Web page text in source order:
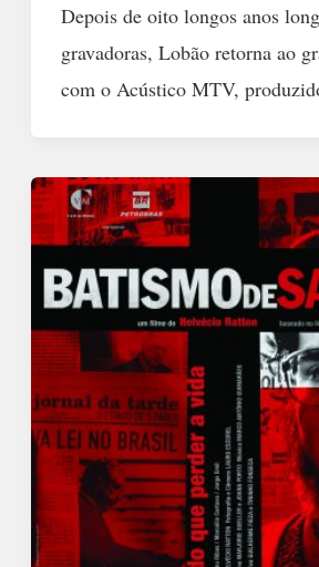
Depois de oito longos anos
gravadoras, Lobão retorna ao
com o Acústico MTV,